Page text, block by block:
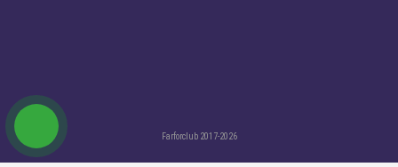
Farforclub 2017-2026